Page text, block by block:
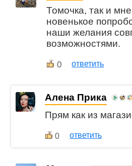
Томочка, так и
новенькое
наши желания
возможностями.
0 ответить
Алена Прика
Прям как из
0 ответить